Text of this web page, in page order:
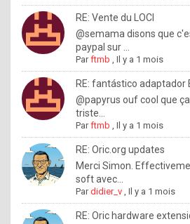
a
n
t
o
n
o
w
h
o
RE: Vente du LOCI
@semama disons que
paypal sur ...
Parftmb ,Il y a 1 mois
RE: fantástico adaptador
@papyrus ouf cool que
triste...
Parftmb ,Il y a 1 mois
RE: Oric.org updates
Merci Simon.
soft avec...
Pardidier_v ,Il y a 1 mois
RE: Oric hardware